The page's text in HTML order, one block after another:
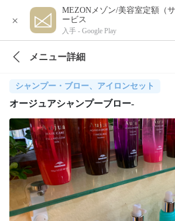
×
MEZONメゾン/美容室定額（
ービス
入手 - Google Play
メニュー詳細
シャンプー・ブロー、アイロンセット
オージュアシャンプーブロー-